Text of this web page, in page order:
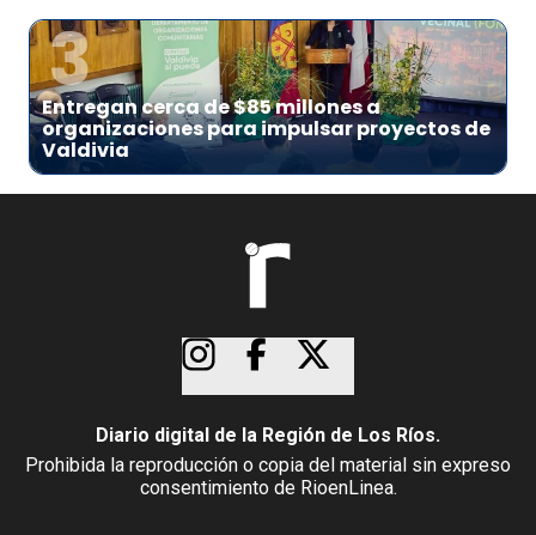
3
Entregan cerca de $85 millones a
organizaciones para impulsar proyectos de
Valdivia
Diario digital de la Región de Los Ríos.
Prohibida la reproducción o copia del material sin expreso
consentimiento de RioenLinea.